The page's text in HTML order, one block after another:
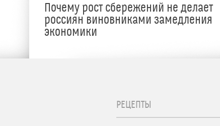
Почему рост сбережений не делает
россиян виновниками замедления
экономики
РЕЦЕПТЫ